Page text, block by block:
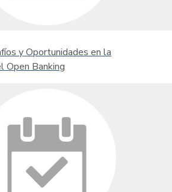
y Oportunidades en la
Open Banking